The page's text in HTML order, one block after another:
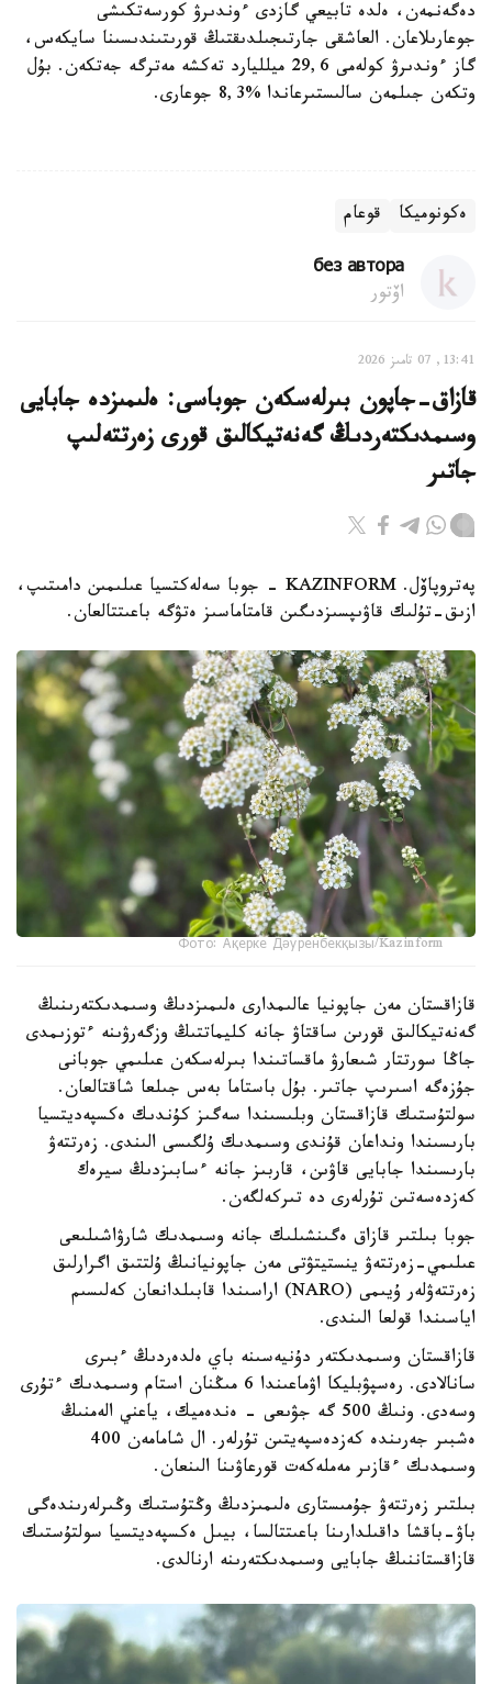
دەگەنمەن، ەلدە تابيعي گازدى ءوندىرۋ كورسەتكىشى
جوعارىلاعان. العاشقى جارتىجىلدىقتىڭ قورىتىندىسىنا سايكەس،
گاز ءوندىرۋ كولەمى 29,6 ميلليارد تەكشە مەترگە جەتكەن. بۇل
وتكەن جىلمەن سالىستىرعاندا %8,3 جوعارى.
ەكونوميكا قوعام
без автора
اۆتور
13:41, 07 تامىز 2026
قازاق-جاپون بىرلەسكەن جوباسى: ەلىمىزدە جابايى
وسىمدىكتەردىڭ گەنەتيكالىق قورى زەرتتەلىپ
جاتىر
پەتروپاۆل. KAZINFORM - جوبا سەلەكتسيا عىلىمىن دامىتىپ،
ازىق-تۇلىك قاۋىپسىزدىگىن قامتاماسىز ەتۋگە باعىتتالعان.
Фото: Ақерке Дәуренбекқызы/Kazinform
قازاقستان مەن جاپونيا عالىمدارى ەلىمىزدىڭ وسىمدىكتەرىنىڭ
گەنەتيكالىق قورىن ساقتاۋ جانە كليماتتىڭ وزگەرۋىنە ءتوزىمدى
جاڭا سورتتار شىعارۋ ماقساتىندا بىرلەسكەن عىلىمي جوبانى
جۇزەگە اسىرىپ جاتىر. بۇل باستاما بەس جىلعا شاقتالعان.
سولتۇستىك قازاقستان وبلىسىندا سەگىز كۇندىك ەكسپەديتسيا
بارىسىندا ونداعان قۇندى وسىمدىك ۇلگىسى الىندى. زەرتتەۋ
بارىسىندا جابايى قاۋىن، قاربىز جانە ءسابىزدىڭ سيرەك
كەزدەسەتىن تۇرلەرى دە تىركەلگەن.
جوبا بىلتىر قازاق ەگىنشىلىك جانە وسىمدىك شارۋاشىلىعى
عىلىمي-زەرتتەۋ ينستيتۋتى مەن جاپونيانىڭ ۇلتتىق اگرارلىق
زەرتتەۋلەر ۇيىمى (NARO) اراسىندا قابىلدانعان كەلىسىم
اياسىندا قولعا الىندى.
قازاقستان وسىمدىكتەر دۇنيەسىنە باي ەلدەردىڭ ءبىرى
سانالادى. رەسپۋبليكا اۋماعىندا 6 مىڭنان استام وسىمدىك ءتۇرى
وسەدى. ونىڭ 500 گە جۋىعى - ەندەميك، ياعني الەمنىڭ
ەشبىر جەرىندە كەزدەسپەيتىن تۇرلەر. ال شامامەن 400
وسىمدىك ءقازىر مەملەكەت قورعاۋىنا الىنعان.
بىلتىر زەرتتەۋ جۇمىستارى ەلىمىزدىڭ وڭتۇستىك وڭىرلەرىندەگى
باۋ-باقشا داقىلدارىنا باعىتتالسا، بيىل ەكسپەديتسيا سولتۇستىك
قازاقستاننىڭ جابايى وسىمدىكتەرىنە ارنالدى.